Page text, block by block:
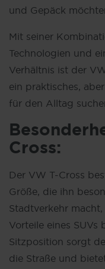
und Gepäck
Mit seiner
Technologien und
Verhältnis ist der
ein praktisches,
für den Alltag
Cross:
Der VW T-Cross
Größe, die ihn
Stadtverkehr
Vorteile eines SUVs
Sitzposition sorgt
die Straße und